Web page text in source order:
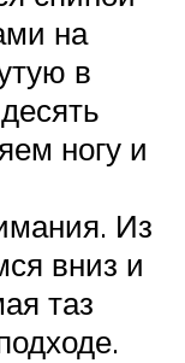
на
в
ногу и
Из
вниз и
таз